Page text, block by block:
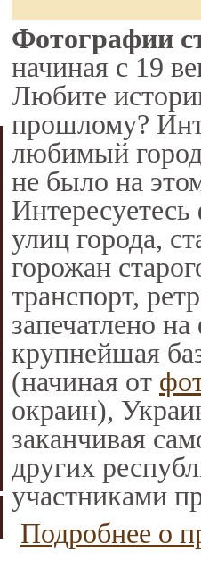
Фотографии
начиная с 19
Любите
прошлому?
любимый
не было на
Интересуетесь
улиц города,
горожан
транспорт,
запечатлено
крупнейшая
(начиная от
окраин),
заканчивая
других
участниками
Подробнее о